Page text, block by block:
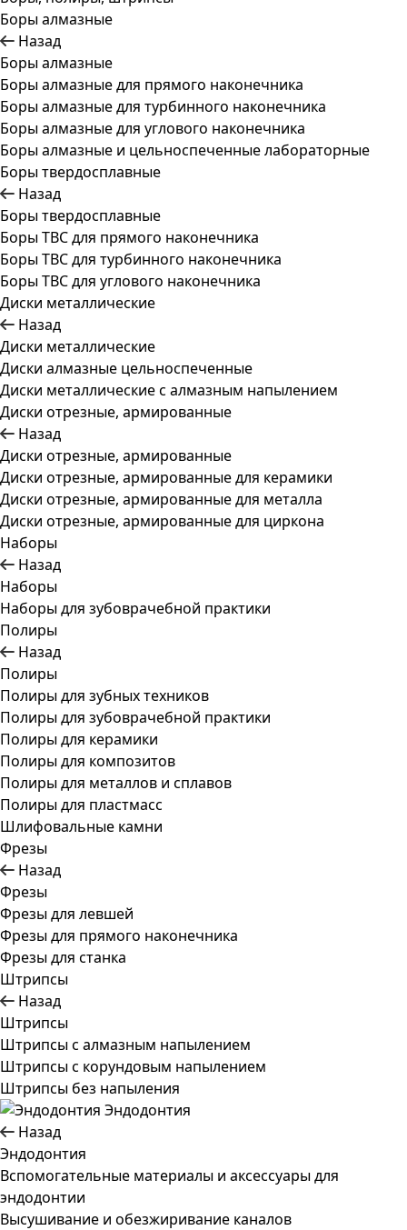
Боры алмазные
Назад
Боры алмазные
Боры алмазные для прямого наконечника
Боры алмазные для турбинного наконечника
Боры алмазные для углового наконечника
Боры алмазные и цельноспеченные лабораторные
Боры твердосплавные
Назад
Боры твердосплавные
Боры ТВС для прямого наконечника
Боры ТВС для турбинного наконечника
Боры ТВС для углового наконечника
Диски металлические
Назад
Диски металлические
Диски алмазные цельноспеченные
Диски металлические с алмазным напылением
Диски отрезные, армированные
Назад
Диски отрезные, армированные
Диски отрезные, армированные для керамики
Диски отрезные, армированные для металла
Диски отрезные, армированные для циркона
Наборы
Назад
Наборы
Наборы для зубоврачебной практики
Полиры
Назад
Полиры
Полиры для зубных техников
Полиры для зубоврачебной практики
Полиры для керамики
Полиры для композитов
Полиры для металлов и сплавов
Полиры для пластмасс
Шлифовальные камни
Фрезы
Назад
Фрезы
Фрезы для левшей
Фрезы для прямого наконечника
Фрезы для станка
Штрипсы
Назад
Штрипсы
Штрипсы c алмазным напылением
Штрипсы c корундовым напылением
Штрипсы без напыления
Эндодонтия
Назад
Эндодонтия
Вспомогательные материалы и аксессуары для
эндодонтии
Высушивание и обезжиривание каналов